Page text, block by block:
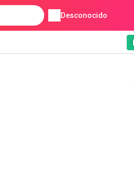
Desconocido